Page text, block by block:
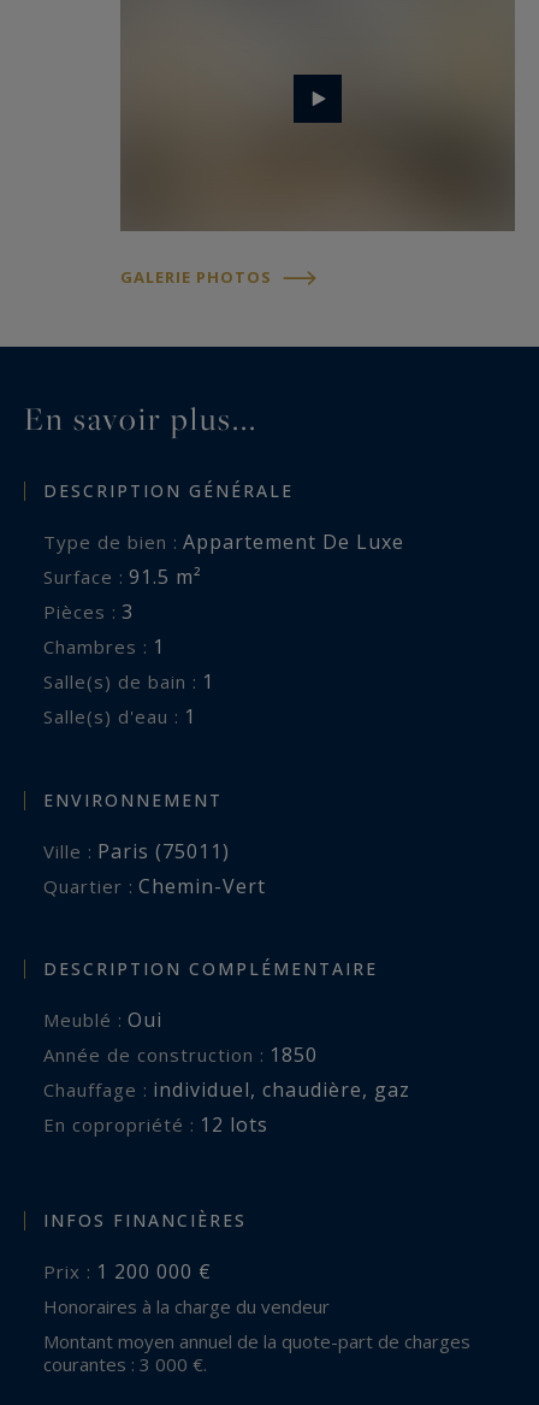
GALERIE PHOTOS
En savoir plus...
DESCRIPTION GÉNÉRALE
Type de bien : Appartement De Luxe
Surface : 91.5 m²
Pièces : 3
Chambres : 1
Salle(s) de bain : 1
Salle(s) d'eau : 1
ENVIRONNEMENT
Ville : Paris (75011)
Quartier : Chemin-Vert
DESCRIPTION COMPLÉMENTAIRE
Meublé : Oui
Année de construction : 1850
Chauffage : individuel, chaudière, gaz
En copropriété : 12 lots
INFOS FINANCIÈRES
Prix : 1 200 000 €
Honoraires à la charge du vendeur
Montant moyen annuel de la quote-part de charges
courantes : 3 000 €.